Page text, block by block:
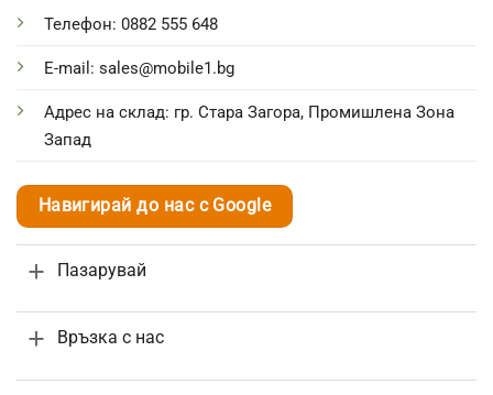
Телефон: 0882 555 648
E-mail: sales@mobile1.bg
Адрес на склад: гр. Стара Загора, Промишлена Зона
Запад
Навигирай до нас с Google
Пазарувай
Връзка с нас